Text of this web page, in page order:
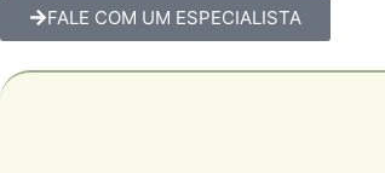
FALE COM UM ESPECIALISTA